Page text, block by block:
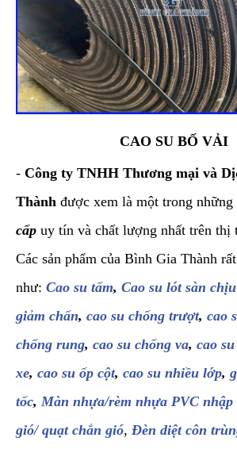
CAO SU BỐ VẢI
- Công ty TNHH Thương mại và
Thành được xem là một trong những
cấp uy tín và chất lượng nhất trên thị
Các sản phẩm của Bình Gia Thành
như: Cao su tấm, Cao su lót sàn
giảm chấn, cao su chống trượt, cao
chống rung, cao su chống va, cao
xe, cao su ốp cột, cao su nhiều lớp,
tốc, Màn nhựa/rèm nhựa PVC nhập
gió/ quạt chắn gió, Đèn diệt côn